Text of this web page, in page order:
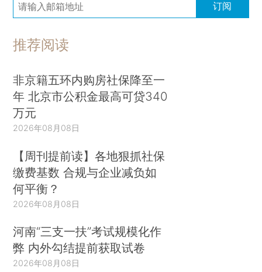
订阅
推荐阅读
非京籍五环内购房社保降至一
年 北京市公积金最高可贷340
万元
2026年08月08日
【周刊提前读】各地狠抓社保
缴费基数 合规与企业减负如
何平衡？
2026年08月08日
河南“三支一扶”考试规模化作
弊 内外勾结提前获取试卷
2026年08月08日